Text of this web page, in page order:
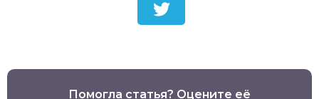
Помогла статья? Оцените её